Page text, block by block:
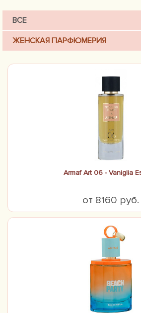
роскошью, которая создана на
компонентов.
ВСЕ
ЖЕНСКАЯ ПАРФЮМЕРИЯ
Armaf Art 06 - Vaniglia
от 8160 руб.